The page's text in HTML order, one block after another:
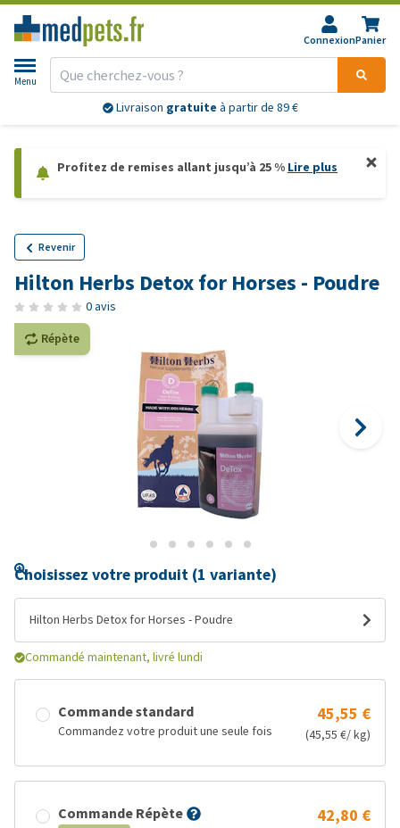
ConnexionPanier
Menu
Livraison gratuite à partir de 89 €
Profitez de remises allant jusqu’à 25 % Lire plus
Revenir
Hilton Herbs Detox for Horses - Poudre
0 avis
Répète
Choisissez votre produit (1 variante)
Hilton Herbs Detox for Horses - Poudre
Commandé maintenant, livré lundi
Commande standard
Commandez votre produit une seule fois
45,55 €
(45,55 €/ kg)
Commande Répète 42,80 €